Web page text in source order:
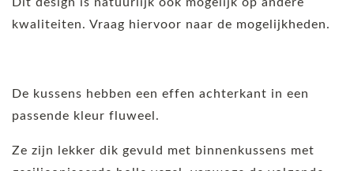
kwaliteiten. Vraag hiervoor naar de mogelijkheden.
De kussens hebben een effen achterkant in een
passende kleur fluweel.
Ze zijn lekker dik gevuld met binnenkussens met